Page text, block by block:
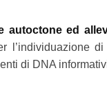
autoctone ed
l’individuazione
di DNA